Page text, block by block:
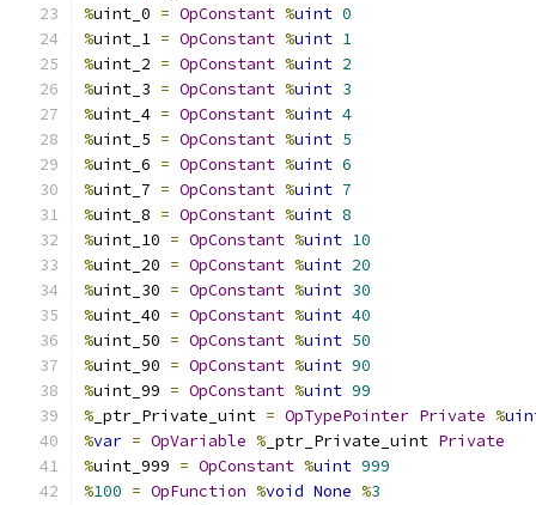
%uint_0 = OpConstant %uint 0
%uint_1 = OpConstant %uint 1
%uint_2 = OpConstant %uint 2
%uint_3 = OpConstant %uint 3
%uint_4 = OpConstant %uint 4
%uint_5 = OpConstant %uint 5
%uint_6 = OpConstant %uint 6
%uint_7 = OpConstant %uint 7
%uint_8 = OpConstant %uint 8
%uint_10 = OpConstant %uint 10
%uint_20 = OpConstant %uint 20
%uint_30 = OpConstant %uint 30
%uint_40 = OpConstant %uint 40
%uint_50 = OpConstant %uint 50
%uint_90 = OpConstant %uint 90
%uint_99 = OpConstant %uint 99
% _ptr_Private_uint = OpTypePointer Private %
%var = OpVariable % _ptr_Private_uint Private
%uint_999 = OpConstant %uint 999
%100 = OpFunction %void None %3